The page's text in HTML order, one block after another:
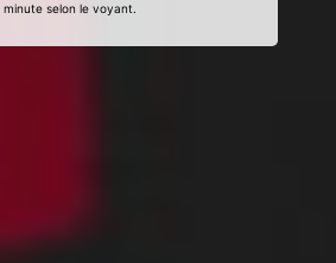
minute selon le voyant.